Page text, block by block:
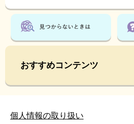
おすすめコンテンツ
個人情報の取り扱い